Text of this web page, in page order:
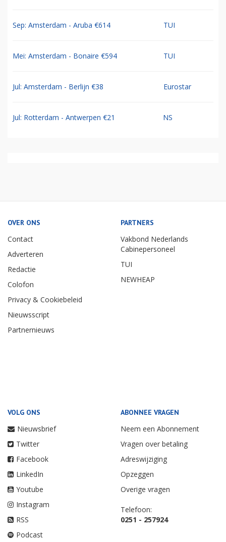
Sep: Amsterdam - Aruba €614 TUI
Mei: Amsterdam - Bonaire €594 TUI
Jul: Amsterdam - Berlijn €38 Eurostar
Jul: Rotterdam - Antwerpen €21 NS
OVER ONS
Contact
Adverteren
Redactie
Colofon
Privacy & Cookiebeleid
Nieuwsscript
Partnernieuws
PARTNERS
Vakbond Nederlands
Cabinepersoneel
TUI
NEWHEAP
VOLG ONS
Nieuwsbrief
Twitter
Facebook
LinkedIn
Youtube
Instagram
RSS
Podcast
ABONNEE VRAGEN
Neem een Abonnement
Vragen over betaling
Adreswijziging
Opzeggen
Overige vragen
Telefoon:
0251 - 257924